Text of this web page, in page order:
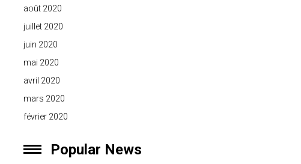
août 2020
juillet 2020
juin 2020
mai 2020
avril 2020
mars 2020
février 2020
Popular News